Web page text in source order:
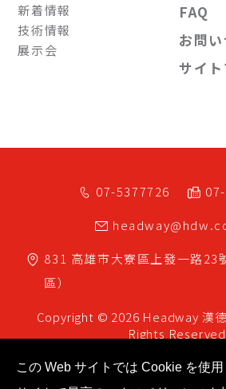
新着情報
技術情報
展示会
FAQ
お問
サイ
07-5377726
831 高雄市大寮區 上發一路23
區）
Copyright © 2026 Headway 漢
Rights
この Web サイトでは Cookie を使